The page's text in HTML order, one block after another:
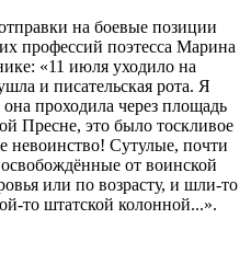
на боевые позиции
профессий поэтесса Марина
«11 июля уходило на
и писательская рота. Я
проходила через площадь
Пресне, это было тоскливое
невоинство! Сутулые, почти
от воинской
или по возрасту, и шли-то
то штатской колонной...».